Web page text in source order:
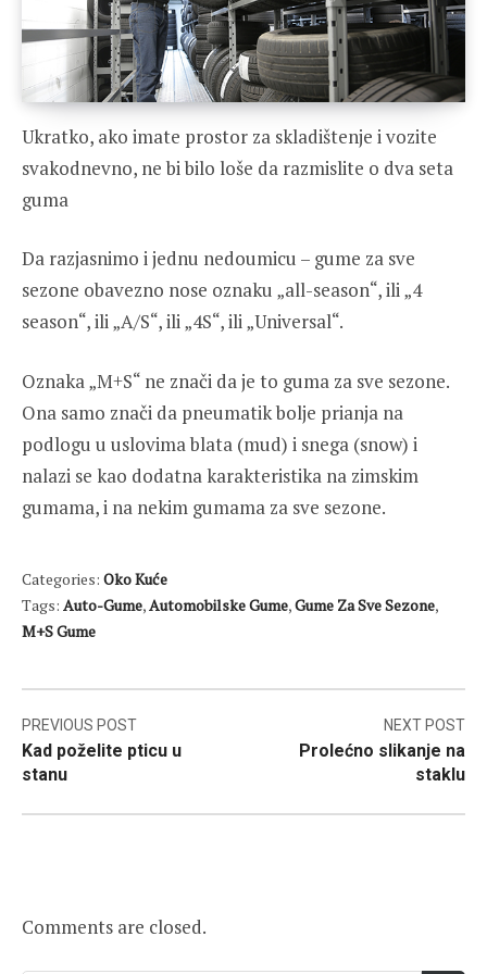
Ukratko, ako imate prostor za skladištenje i vozite
svakodnevno, ne bi bilo loše da razmislite o dva seta
guma
Da razjasnimo i jednu nedoumicu – gume za sve
sezone obavezno nose oznaku „all-season“, ili „4
season“, ili „A/S“, ili „4S“, ili „Universal“.
Oznaka „M+S“ ne znači da je to guma za sve sezone.
Ona samo znači da pneumatik bolje prianja na
podlogu u uslovima blata (mud) i snega (snow) i
nalazi se kao dodatna karakteristika na zimskim
gumama, i na nekim gumama za sve sezone.
Categories: Oko Kuće
Tags: Auto-Gume,Automobilske Gume,Gume Za Sve Sezone,
M+S Gume
Post
navigation
PREVIOUS POST
Kad poželite pticu u
stanu
NEXT POST
Prolećno slikanje na
staklu
Comments are closed.